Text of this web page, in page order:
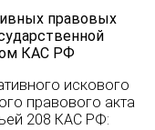
правовых
КАС РФ
искового
правового акта
208 КАС РФ: